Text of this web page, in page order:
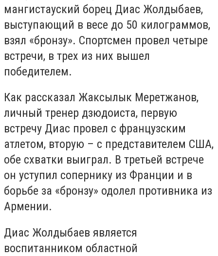
мангистауский борец Диас Жолдыбаев,
выступающий в весе до 50 килограммов,
взял «бронзу». Спортсмен провел четыре
встречи, в трех из них вышел
победителем.
Как рассказал Жаксылык Меретжанов,
личный тренер дзюдоиста, первую
встречу Диас провел с французским
атлетом, вторую – с представителем США,
обе схватки выиграл. В третьей встрече
он уступил сопернику из Франции и в
борьбе за «бронзу» одолел противника из
Армении.
Диас Жолдыбаев является
воспитанником областной